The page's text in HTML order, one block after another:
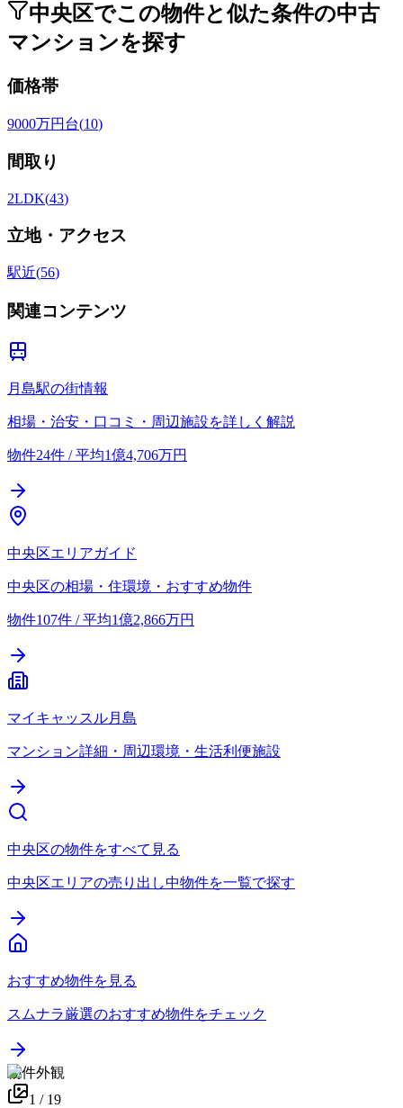
中央区でこの物件と似た条件の中古
マンションを探す
価格帯
9000万円台(10)
間取り
2LDK(43)
立地・アクセス
駅近(56)
関連コンテンツ
月島駅の街情報
相場・治安・口コミ・周辺施設を詳しく解説
物件24件 / 平均1億4,706万円
中央区エリアガイド
中央区の相場・住環境・おすすめ物件
物件107件 / 平均1億2,866万円
マイキャッスル月島
マンション詳細・周辺環境・生活利便施設
中央区の物件をすべて見る
中央区エリアの売り出し中物件を一覧で探す
おすすめ物件を見る
スムナラ厳選のおすすめ物件をチェック
物件外観
1 / 19